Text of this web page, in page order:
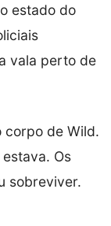
estado do
vala perto de
corpo de Wild.
Os
sobreviver.